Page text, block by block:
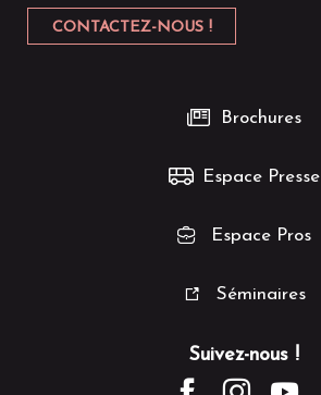
CONTACTEZ-NOUS !
Suivez-nous !
Brochures
Espace Presse
Espace Pros
Séminaires